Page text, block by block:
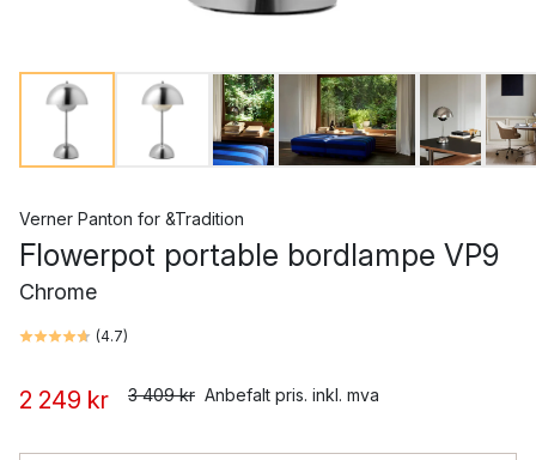
Verner Panton for &Tradition
Flowerpot portable bordlampe VP9
Chrome
(4.7)
2 249 kr 3 409 kr Anbefalt pris. inkl. mva